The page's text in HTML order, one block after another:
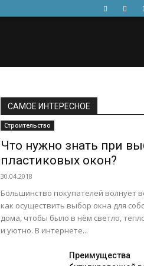
САМОЕ ИНТЕРЕСНОЕ
Строительство
Что нужно знать при
пластиковых окон?
30.04.2018
Большинство покупателей волнует
как осуществить выбор окна для
дома, чтобы было в нём светло,
и уютно. В интернете...
Преимущества